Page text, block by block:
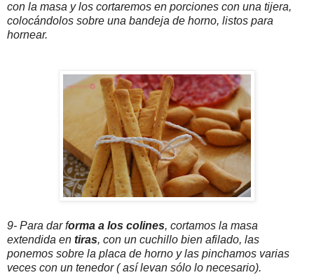
con la masa y los cortaremos en porciones con una tijera,
colocándolos sobre una bandeja de horno, listos para
hornear.
9- Para dar forma a los colines, cortamos la masa
extendida en tiras, con un cuchillo bien afilado, las
ponemos sobre la placa de horno y las pinchamos varias
veces con un tenedor ( así levan sólo lo necesario).